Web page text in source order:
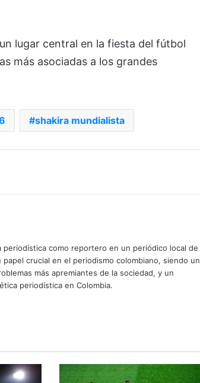
lugar central en la fiesta del fútbol
más asociadas a los grandes
shakira mundialista
como reportero en un periódico local de
crucial en el periodismo colombiano, siendo un
más apremiantes de la sociedad, y un
periodística en Colombia.